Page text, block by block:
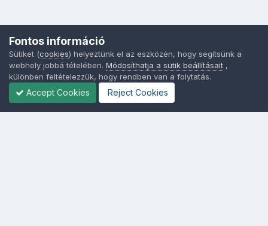
Fontos információ
Sütiket (cookies) helyeztünk el az eszközén, hogy segítsünk a
webhely jobbá tételében. Módosíthatja a sütik beállításait ,
különben feltételezzük, hogy rendben van a folytatás.
Accept Cookies Reject Cookies